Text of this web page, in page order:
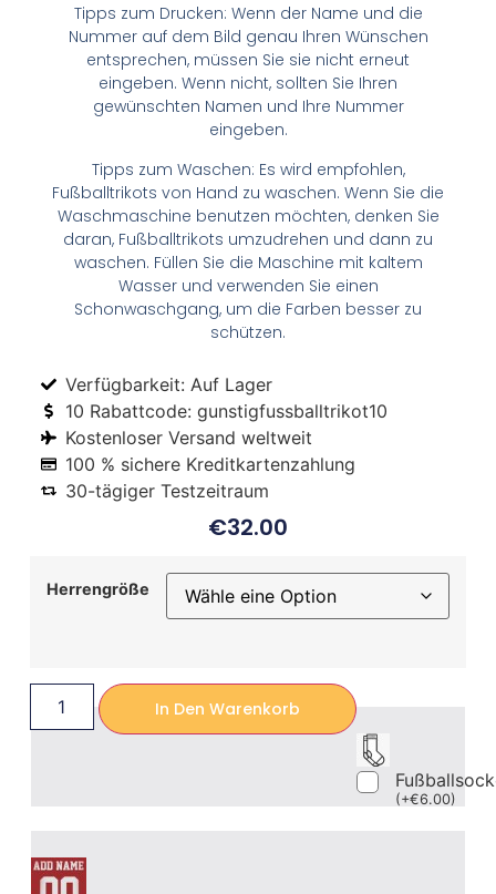
Tipps zum Drucken: Wenn der Name und die
Nummer auf dem Bild genau Ihren Wünschen
entsprechen, müssen Sie sie nicht erneut
eingeben. Wenn nicht, sollten Sie Ihren
gewünschten Namen und Ihre Nummer
eingeben.
Tipps zum Waschen: Es wird empfohlen,
Fußballtrikots von Hand zu waschen. Wenn Sie die
Waschmaschine benutzen möchten, denken Sie
daran, Fußballtrikots umzudrehen und dann zu
waschen. Füllen Sie die Maschine mit kaltem
Wasser und verwenden Sie einen
Schonwaschgang, um die Farben besser zu
schützen.
Verfügbarkeit: Auf Lager
10 Rabattcode: gunstigfussballtrikot10
Kostenloser Versand weltweit
100 % sichere Kreditkartenzahlung
30-tägiger Testzeitraum
€32.00
Herrengröße
In Den Warenkorb
(+€6.00)